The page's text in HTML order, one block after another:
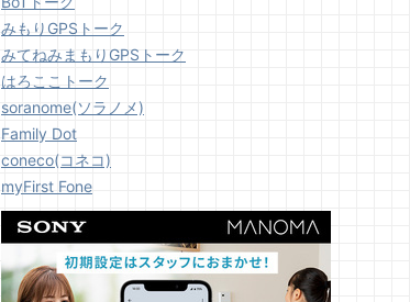
みもりGPSトーク
みてねみまもりGPSトーク
はろここトーク
soranome(ソラノメ)
Family Dot
coneco(コネコ)
myFirst Fone